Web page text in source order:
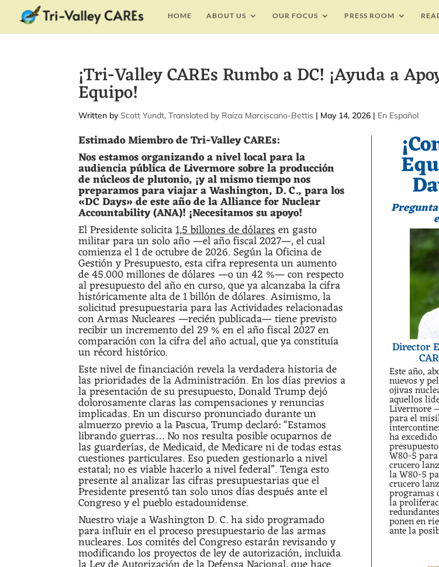
HOME ABOUT US OUR FOCUS PRESS ROOM
¡Tri-Valley CAREs Rumbo a DC! ¡Ayuda a
Equipo!
by Scott Yundt | May 14, 2026 | En Español
Estimado Miembro de Tri-Valley CAREs:
Nos estamos organizando a nivel local para la
audiencia pública de Livermore sobre la producción
de núcleos de plutonio, ¡y al mismo tiempo nos
preparamos para viajar a Washington, D. C., para los
«DC Days» de este año de la Alliance for Nuclear
Accountability (ANA)! ¡Necesitamos su apoyo!
El Presidente solicita1,5 billones de dólaresen gasto
militar para un solo año —el año fiscal 2027—, el cual
comienza el 1 de octubre de 2026. Según la Oficina de
Gestión y Presupuesto, esta cifra representa un aumento
de 45.000 millones de dólares —o un 42 %— con respecto
al presupuesto del año en curso, que ya alcanzaba la cifra
históricamente alta de 1 billón de dólares. Asimismo, la
solicitud presupuestaria para las Actividades relacionadas
con Armas Nucleares —recién publicada— tiene previsto
recibir un incremento del 29 % en el año fiscal 2027 en
comparación con la cifra del año actual, que ya constituía
un récord histórico.
Este nivel de financiación revela la verdadera historia de
las prioridades de la Administración. En los días previos a
la presentación de su presupuesto, Donald Trump dejó
dolorosamente claras las compensaciones y renuncias
implicadas. En un discurso pronunciado durante un
almuerzo previo a la Pascua, Trump declaró: “Estamos
librando guerras… No nos resulta posible ocuparnos de
las guarderías, de Medicaid, de Medicare ni de todas estas
cuestiones particulares. Eso pueden gestionarlo a nivel
estatal; no es viable hacerlo a nivel federal”. Tenga esto
presente al analizar las cifras presupuestarias que el
Presidente presentó tan solo unos días después ante el
Congreso y el pueblo estadounidense.
Nuestro viaje a Washington D. C. ha sido programado
para influir en el proceso presupuestario de las armas
nucleares. Los comités del Congreso estarán revisando y
modificando los proyectos de ley de autorización, incluida
Director
Este año,
nuevos y
ojivas
aquellos
Livermore
para el
ha
W80-5
crucero
la W80-5
crucero
programas
la
ponen en
ante la